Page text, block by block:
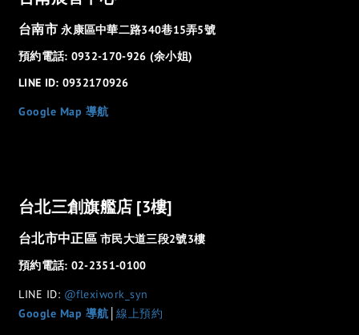
台南市永康區中華二路340巷15弄5號
預約電話: 0932-170-926 (余小姐)
LINE ID: 0932170926
Google Map 導航
台北三創旗艦店 [3樓]
台北市中正區市民大道三段2號3樓
預約電話: 02-2351-0100
LINE ID: @flexiwork_syn
Google Map 導航 線上預約